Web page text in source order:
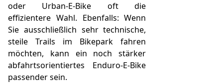
oder Urban‑E‑Bike oft die
effizientere Wahl. Ebenfalls: Wenn
Sie ausschließlich sehr technische,
steile Trails im Bikepark fahren
möchten, kann ein noch stärker
abfahrtsorientiertes Enduro‑E‑Bike
passender sein.